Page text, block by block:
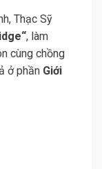
Thạc Sỹ
“, làm
cùng chồng
ở phần Giới